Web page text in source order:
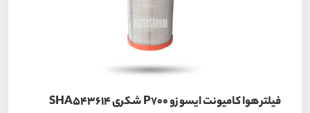
فیلتر هوا کامیونت ایسوزو P700 شکری SHA543614